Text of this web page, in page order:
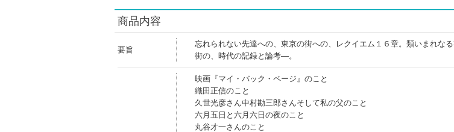
商品内容
要旨
忘れられない先達への、東京の街への、レクイエム１６章。類いまれなる
街の、時代の記録と論考―。
映画『マイ・バック・ページ』のこと
織田正信のこと
久世光彦さん中村勘三郎さんそして私の父のこと
六月五日と六月六日の夜のこと
丸谷才一さんのこと